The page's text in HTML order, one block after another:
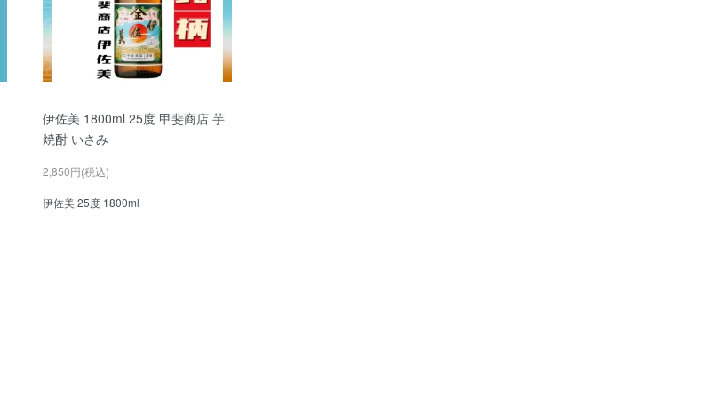
伊佐美 1800ml 25度 甲斐商店 芋
焼酎 いさみ
2,850円(税込)
伊佐美 25度 1800ml